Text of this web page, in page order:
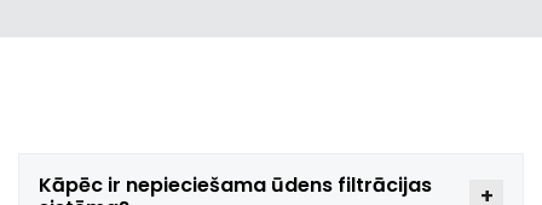
Kāpēc ir nepieciešama ūdens filtrācijas